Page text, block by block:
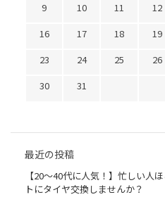
9
10 11 12
16
17 18 19
23
24 25 26
30
31
最近の投稿
【20〜40代に人気！】忙しい人
トにタイヤ交換しませんか？